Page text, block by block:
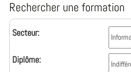
Rechercher une formation
Secteur:
Diplôme: